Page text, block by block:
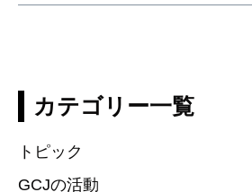
カテゴリー一覧
トピック
GCJの活動